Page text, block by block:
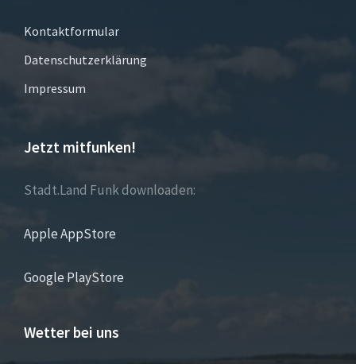
Kontaktformular
Datenschutzerklärung
Impressum
Jetzt mitfunken!
Stadt.Land Funk downloaden:
Apple AppStore
Google PlayStore
Wetter bei uns